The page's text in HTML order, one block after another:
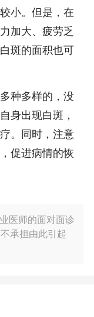
小。但是，在
加大、疲劳乏
斑的面积也可
种多样的，没
身出现白斑，
。同时，注意
促进病情的恢
医师的面对面诊
承担由此引起